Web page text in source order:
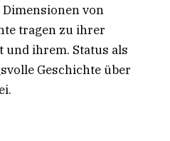
von
tragen zu ihrer
und ihrem. Status als
Geschichte über